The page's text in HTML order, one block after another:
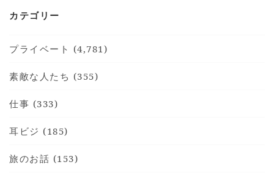
カテゴリー
プライベート (4,781)
素敵な人たち (355)
仕事 (333)
耳ビジ (185)
旅のお話 (153)